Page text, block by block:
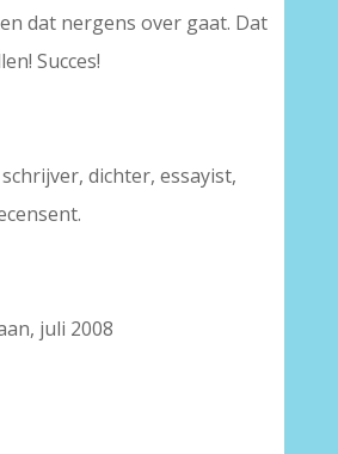
dat nergens over gaat. Dat
Succes!
dichter, essayist,
juli 2008